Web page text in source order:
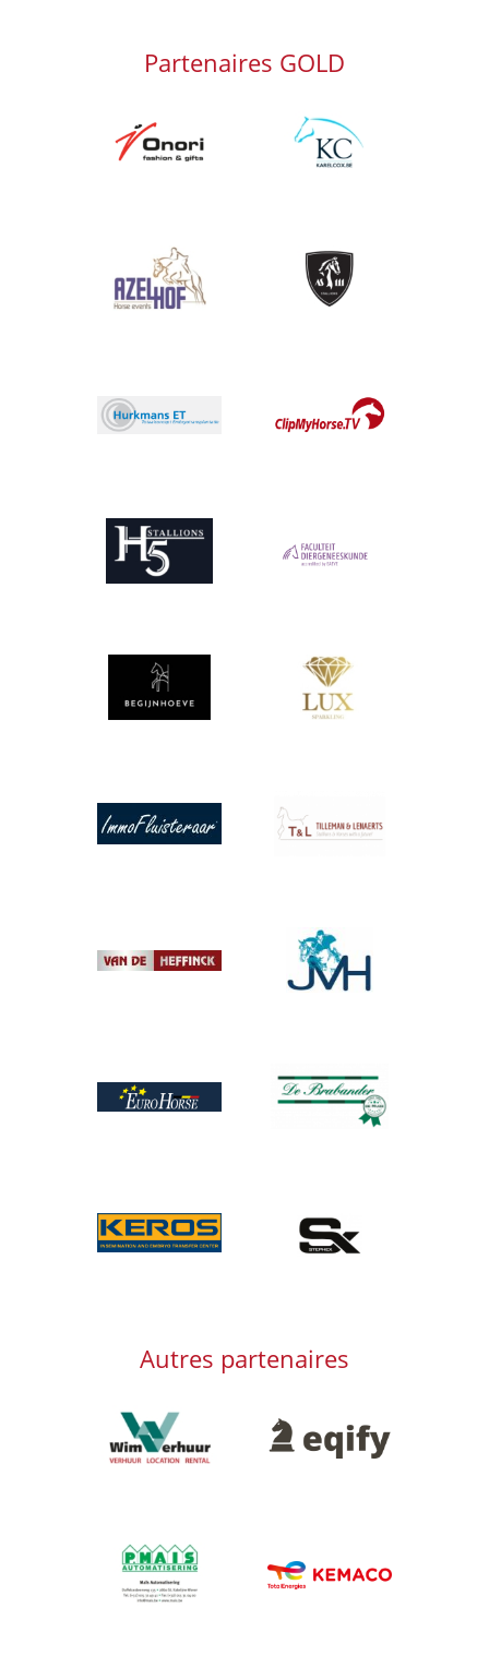
Partenaires GOLD
Afbeelding Afbeelding
Afbeelding Afbeelding
Afbeelding
Afbeelding Afbeelding
Afbeelding Afbeelding
Afbeelding Afbeelding
Afbeelding
Afbeelding
Afbeelding
Afbeelding
Afbeelding
Afbeelding
Autres partenaires
Afbeelding Afbeelding
Afbeelding
Afbeelding